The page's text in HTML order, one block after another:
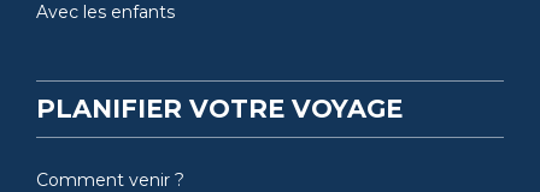
Avec les enfants
PLANIFIER VOTRE VOYAGE
Comment venir ?